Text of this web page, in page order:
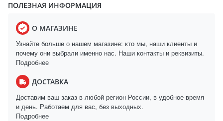
ПОЛЕЗНАЯ ИНФОРМАЦИЯ
О МАГАЗИНЕ
Узнайте больше о нашем магазине: кто мы, наши клиенты и
почему они выбрали именно нас. Наши контакты и реквизиты.
Подробнее
ДОСТАВКА
Доставим ваш заказ в любой регион России, в удобное время
и день. Работаем для вас, без выходных.
Подробнее